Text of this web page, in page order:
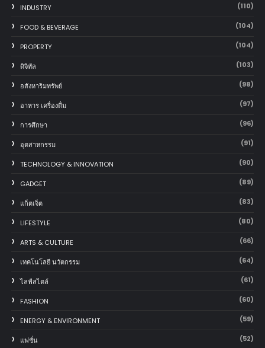
INDUSTRY (110)
FOOD & BEVERAGE (104)
PROPERTY (104)
ดิจิทัล (103)
อสังหาริมทรัพย์ (98)
อาหาร เครื่องดื่ม (97)
การศึกษา (96)
อุตสาหกรรม (91)
TECHNOLOGY & INNOVATION (90)
GADGET (89)
แก็ตเจ็ต (83)
LIFESTYLE (80)
ARTS & CULTURE (66)
เทคโนโลยี นวัตกรรม (64)
ไลฟ์สไตล์ (61)
FASHION (60)
ENERGY & ENVIRONMENT (59)
แฟชั่น (52)